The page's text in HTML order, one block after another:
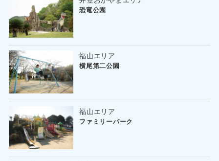
恐竜公園
福山エリア
横尾第二公園
福山エリア
ファミリーパーク